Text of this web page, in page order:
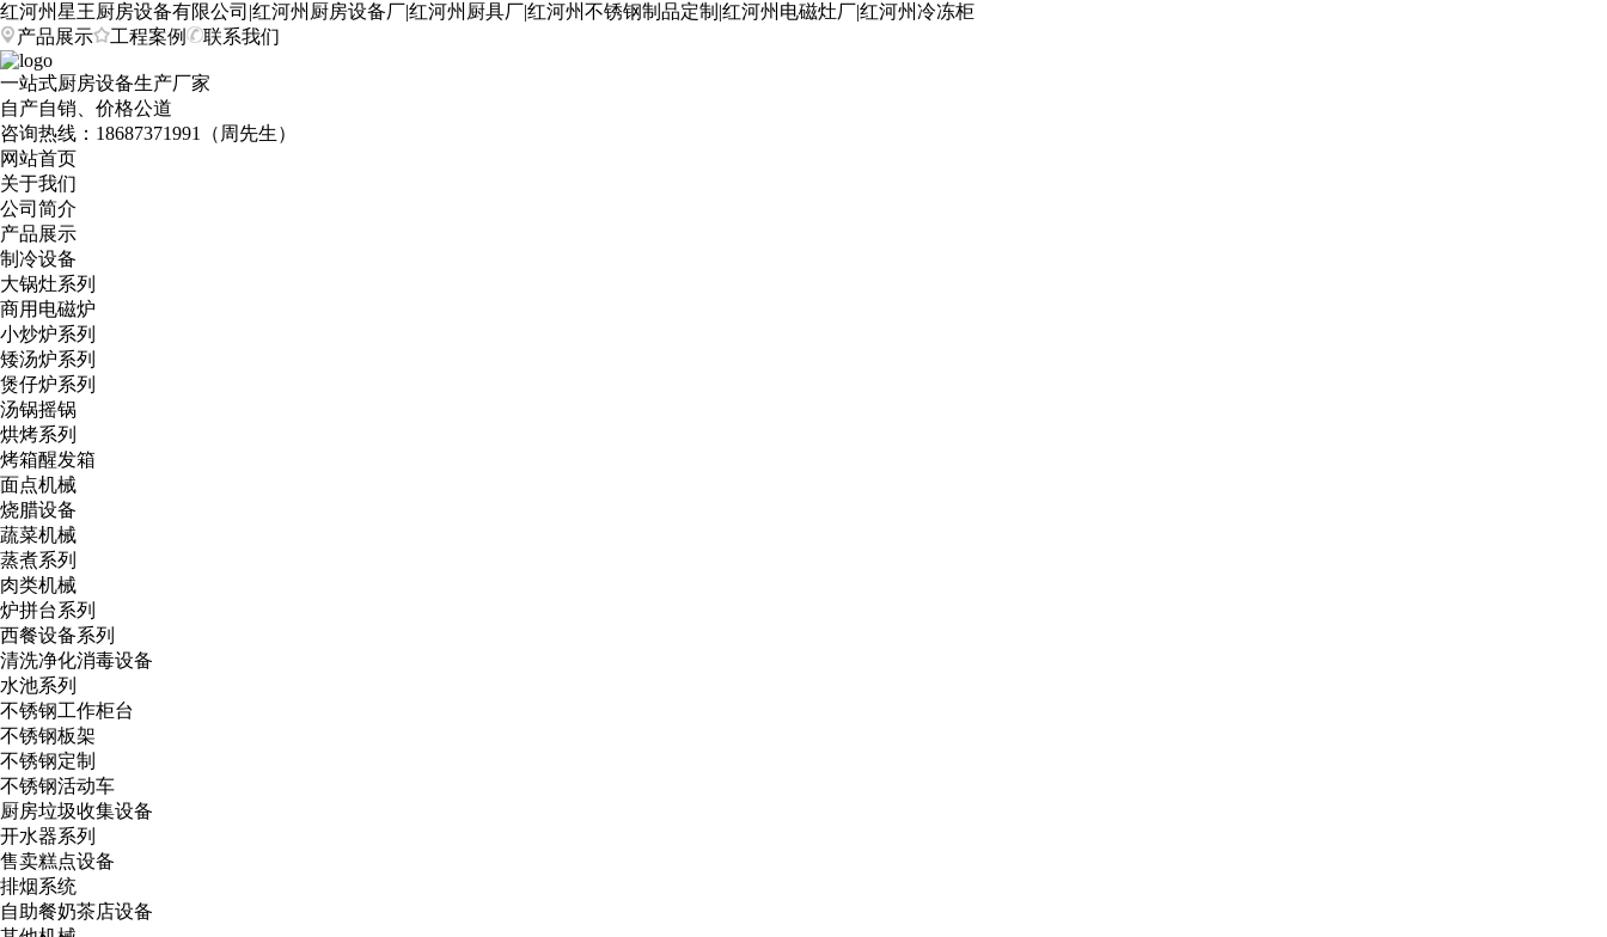
红河州星王厨房设备有限公司|红河州厨房设备厂|红河州厨具厂|红河州不锈钢制品定制|红河州电磁灶厂|红河州冷冻柜
产品展示
工程案例 联系我们
一站式厨房设备生产厂家
自产自销、价格公道
咨询热线： 18687371991（周先生）
网站首页
关于我们
公司简介
产品展示
制冷设备
大锅灶系列
商用电磁炉
小炒炉系列
矮汤炉系列
煲仔炉系列
汤锅摇锅
烘烤系列
烤箱醒发箱
面点机械
烧腊设备
蔬菜机械
蒸煮系列
肉类机械
炉拼台系列
西餐设备系列
清洗净化消毒设备
水池系列
不锈钢工作柜台
不锈钢板架
不锈钢定制
不锈钢活动车
厨房垃圾收集设备
开水器系列
售卖糕点设备
排烟系统
自助餐奶茶店设备